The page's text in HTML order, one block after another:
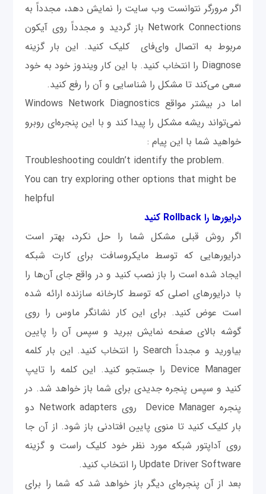
اگر مرورگر نتوانست وب سایت را نمایش دهد، مجدداً به
Network Connections باز گردید و مجدداً روی آیکون
مربوط به اتصال وای‌فای کلیک کنید. این بار گزینه
Diagnose را انتخاب کنید. با این کار ویندوز خود به خود
سعی می‌کند تا مشکل را شناسایی و آن را رفع کنید.
اما در بیشتر مواقع Windows Network Diagnostics
نمی‌تواند ریشه مشکل را پیدا کند و با این پنجره‌ای روبرو
خواهید شما با این پیام :
Troubleshooting couldn’t identify the problem.
You can try exploring other options that might be
helpful
درایورها را Rollback کنید
اگر روش قبلی مشکل شما را حل نکرد، بهتر است
درایورهایی که توسط مایکروسافت برای کارت شبکه
ایجاد شده است را باز نصب کنید و در واقع جای آن‌ها را
با درایورهای اصلی که توسط کارخانه سازنده ارائه شده
است عوض کنید. برای این کار نشانگر ماوس را روی
گوشه بالای صفحه نمایش ببرید و سپس آن را پایین
بیاورید و مجدداً Search را انتخاب کنید. این بار کلمه
Device Manager را جستجو کنید. این کلمه را تایپ
کنید و سپس پنجره جدیدی برای شما باز خواهد شد. در
پنجره Device Manager روی Network adapters دو
بار کلیک کنید تا منوی پایین افتادنی باز شود. از آن جا
روی آداپتور شبکه مورد نظر خود کلیک راست و گزینه
Update Driver Software را انتخاب کنید.
بعد از آن پنجره‌ای دیگر باز خواهد شد که شما را برای